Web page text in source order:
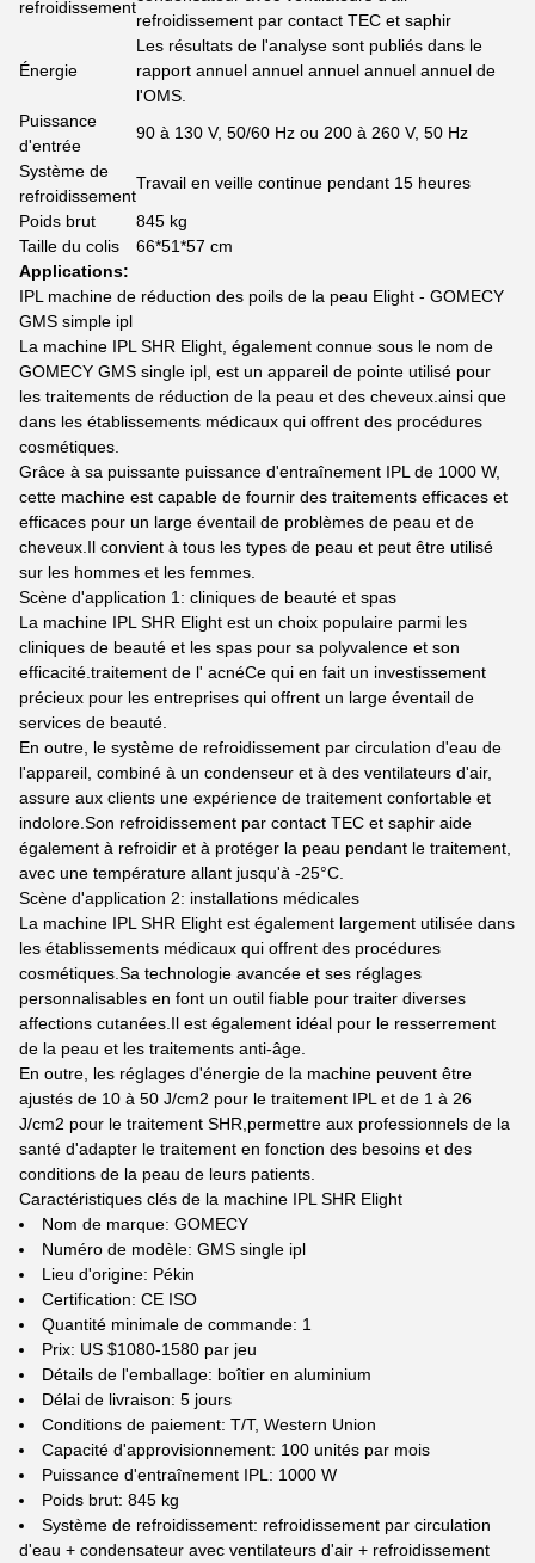
refroidissement
refroidissement par contact TEC et saphir
Énergie
Les résultats de l'analyse sont publiés dans le
rapport annuel annuel annuel annuel annuel de
l'OMS.
Puissance
d'entrée
90 à 130 V, 50/60 Hz ou 200 à 260 V, 50 Hz
Système de
refroidissement
Travail en veille continue pendant 15 heures
Poids brut
845 kg
Taille du colis
66*51*57 cm
Applications:
IPL machine de réduction des poils de la peau Elight - GOMECY
GMS simple ipl
La machine IPL SHR Elight, également connue sous le nom de
GOMECY GMS single ipl, est un appareil de pointe utilisé pour
les traitements de réduction de la peau et des cheveux.ainsi que
dans les établissements médicaux qui offrent des procédures
cosmétiques.
Grâce à sa puissante puissance d'entraînement IPL de 1000 W,
cette machine est capable de fournir des traitements efficaces et
efficaces pour un large éventail de problèmes de peau et de
cheveux.Il convient à tous les types de peau et peut être utilisé
sur les hommes et les femmes.
Scène d'application 1: cliniques de beauté et spas
La machine IPL SHR Elight est un choix populaire parmi les
cliniques de beauté et les spas pour sa polyvalence et son
efficacité.traitement de l' acnéCe qui en fait un investissement
précieux pour les entreprises qui offrent un large éventail de
services de beauté.
En outre, le système de refroidissement par circulation d'eau de
l'appareil, combiné à un condenseur et à des ventilateurs d'air,
assure aux clients une expérience de traitement confortable et
indolore.Son refroidissement par contact TEC et saphir aide
également à refroidir et à protéger la peau pendant le traitement,
avec une température allant jusqu'à -25°C.
Scène d'application 2: installations médicales
La machine IPL SHR Elight est également largement utilisée dans
les établissements médicaux qui offrent des procédures
cosmétiques.Sa technologie avancée et ses réglages
personnalisables en font un outil fiable pour traiter diverses
affections cutanées.Il est également idéal pour le resserrement
de la peau et les traitements anti-âge.
En outre, les réglages d'énergie de la machine peuvent être
ajustés de 10 à 50 J/cm2 pour le traitement IPL et de 1 à 26
J/cm2 pour le traitement SHR,permettre aux professionnels de la
santé d'adapter le traitement en fonction des besoins et des
conditions de la peau de leurs patients.
Caractéristiques clés de la machine IPL SHR Elight
Nom de marque: GOMECY
Numéro de modèle: GMS single ipl
Lieu d'origine: Pékin
Certification: CE ISO
Quantité minimale de commande: 1
Prix: US $1080-1580 par jeu
Détails de l'emballage: boîtier en aluminium
Délai de livraison: 5 jours
Conditions de paiement: T/T, Western Union
Capacité d'approvisionnement: 100 unités par mois
Puissance d'entraînement IPL: 1000 W
Poids brut: 845 kg
Système de refroidissement: refroidissement par circulation
d'eau + condensateur avec ventilateurs d'air + refroidissement